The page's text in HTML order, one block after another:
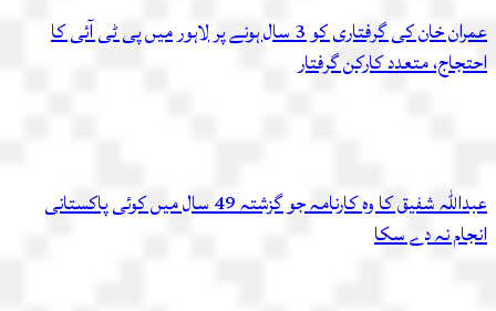
عمران خان کی گرفتاری کو 3 سال ہونے پر لاہور میں پی ٹی آئی کا
احتجاج، متعدد کارکن گرفتار
عبداللہ شفیق کا وہ کارنامہ جو گزشتہ 49 سال میں کوئی پاکستانی
انجام نہ دے سکا